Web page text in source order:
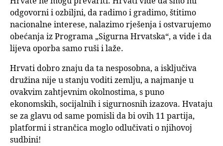
odgovorni i ozbiljni, da radimo i gradimo, štitimo
nacionalne interese, nalazimo rješenja i ostvarujemo
obećanja iz Programa „Sigurna Hrvatska“, a vide i da
lijeva oporba samo ruši i laže.
Hrvati dobro znaju da ta nesposobna, a isključiva
družina nije u stanju voditi zemlju, a najmanje u
ovakvim zahtjevnim okolnostima, s puno
ekonomskih, socijalnih i sigurnosnih izazova. Hvataju
se za glavu od same pomisli da bi ovih 11 partija,
platformi i strančica moglo odlučivati o njihovoj
sudbini!